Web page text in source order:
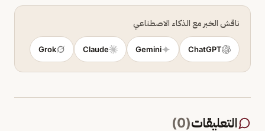
ناقش الخبر مع الذكاء الاصطناعي
ChatGPT
Gemini
Claude
Grok
التعليقات(
0
)